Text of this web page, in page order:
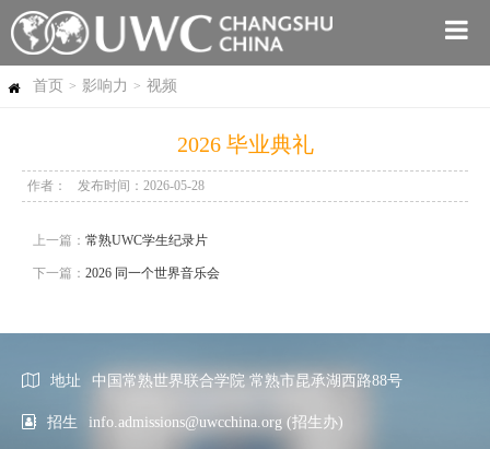
首页 > 影响力 > 视频
2026 毕业典礼
作者： 发布时间：2026-05-28
上一篇： 常熟UWC学生纪录片
下一篇： 2026 同一个世界音乐会
地址 中国常熟世界联合学院 常熟市昆承湖西路88号
招生 info.admissions@uwcchina.org (招生办)